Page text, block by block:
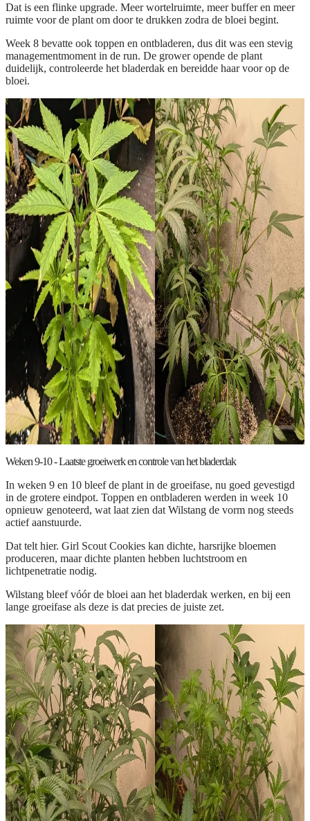
Dat is een flinke upgrade. Meer wortelruimte, meer buffer en meer
ruimte voor de plant om door te drukken zodra de bloei begint.
Week 8 bevatte ook toppen en ontbladeren, dus dit was een stevig
managementmoment in de run. De grower opende de plant
duidelijk, controleerde het bladerdak en bereidde haar voor op de
bloei.
Weken 9-10 - Laatste groeiwerk en controle van het bladerdak
In weken 9 en 10 bleef de plant in de groeifase, nu goed gevestigd
in de grotere eindpot. Toppen en ontbladeren werden in week 10
opnieuw genoteerd, wat laat zien dat Wilstang de vorm nog steeds
actief aanstuurde.
Dat telt hier. Girl Scout Cookies kan dichte, harsrijke bloemen
produceren, maar dichte planten hebben luchtstroom en
lichtpenetratie nodig.
Wilstang bleef vóór de bloei aan het bladerdak werken, en bij een
lange groeifase als deze is dat precies de juiste zet.